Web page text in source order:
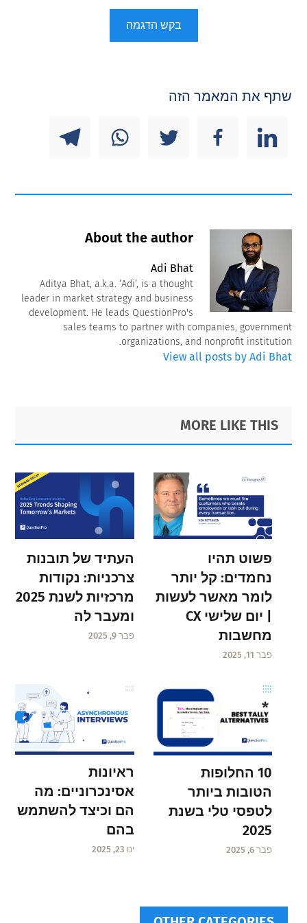
בקש הדגמה
שתף את המאמר הזה
About the author
Adi Bhat
Aditya Bhat, a.k.a. ‘Adi’, is a thought
leader in market strategy and business
development. He leads QuestionPro's
sales teams to partner with companies, government
organizations, and nonprofit institution.
View all posts by Adi Bhat
Primary
Sidebar
Footer
MORE LIKE THIS
פשוט תהיו
נחמדים: קל יותר
לומר מאשר לעשות
| יום שלישי CX
מחשבות
פבר 11, 2025
העתיד של תובנות
צרכניות: נקודות
מרכזיות לשנת 2025
ומעבר לה
פבר 9, 2025
10 החלופות
הטובות ביותר
לטפסי טלי בשנת
2025
פבר 6, 2025
ראיונות
אסינכרוניים: מה
הם וכיצד להשתמש
בהם
ינו 23, 2025